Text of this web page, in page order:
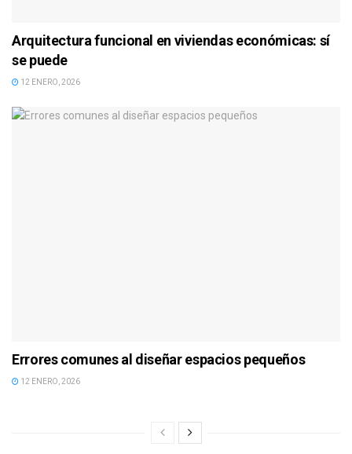
Arquitectura funcional en viviendas económicas: sí
se puede
12 ENERO, 2026
Errores comunes al diseñar espacios pequeños
12 ENERO, 2026